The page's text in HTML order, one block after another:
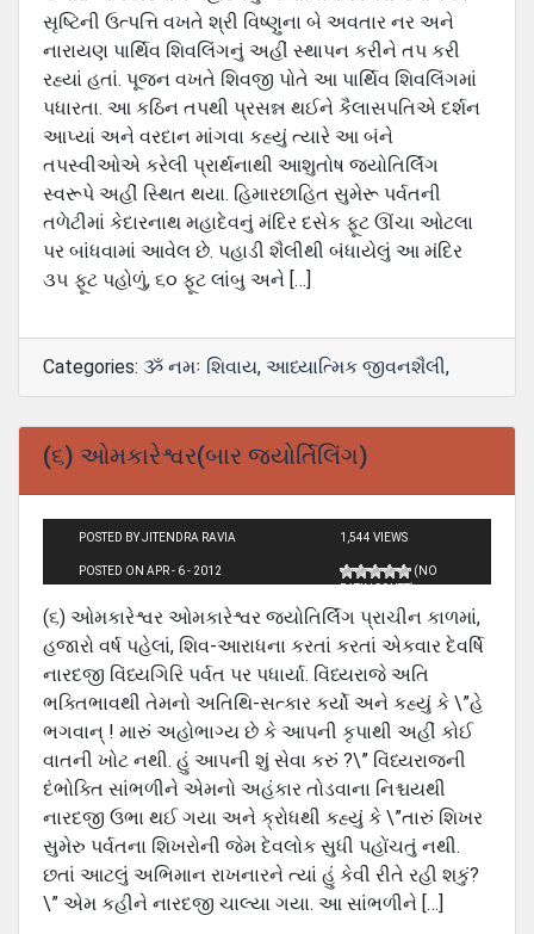
સૃષ્ટિની ઉત્પત્તિ વખતે શ્રી વિષ્ણુના બે અવતાર નર અને
નારાયણ પાર્થિવ શિવલિંગનું અહીં સ્થાપન કરીને તપ કરી
રહ્યાં હતાં. પૂજન વખતે શિવજી પોતે આ પાર્થિવ શિવલિંગમાં
પધારતા. આ કઠિન તપથી પ્રસન્ન થઈને કૈલાસપતિએ દર્શન
આપ્યાં અને વરદાન માંગવા કહ્યું ત્યારે આ બંને
તપસ્વીઓએ કરેલી પ્રાર્થનાથી આશુતોષ જયોતિર્લિંગ
સ્વરૂપે અહીં સ્થિત થયા. હિમારછાહિત સુમેરૂ પર્વતની
તળેટીમાં કેદારનાથ મહાદેવનું મંદિર દસેક ફૂટ ઊંચા ઓટલા
પર બાંધવામાં આવેલ છે. પહાડી શૈલીથી બંધાયેલું આ મંદિર
૩૫ ફૂટ પહોળું, ૬૦ ફૂટ લાંબુ અને […]
Categories: ૐ નમઃ શિવાય, આધ્યાત્મિક જીવનશૈલી,
(૬) ઓમકારેશ્વર(બાર જયોર્તિલિંગ)
POSTED BY JITENDRA RAVIA
POSTED ON APR - 6 - 2012
1,544 VIEWS
(NO
RATINGS YET)
(૬) ઓમકારેશ્વર ઓમકારેશ્વર જ્યોતિર્લિંગ પ્રાચીન કાળમાં,
હજારો વર્ષ પહેલાં, શિવ-આરાધના કરતાં કરતાં એકવાર દેવર્ષિ‍
નારદજી વિંધ્યગિરિ પર્વત પર પધાર્યા. વિંધ્યરાજે અતિ
ભક્તિભાવથી તેમનો અતિથિ-સત્કાર કર્યો અને કહ્યું કે \”હે
ભગવાન્ ! મારું અહોભાગ્ય છે કે આપની કૃપાથી અહીં કોઈ
વાતની ખોટ નથી. હું આપની શું સેવા કરું ?\” વિંધ્યરાજની
દંભોક્તિ સાંભળીને એમનો અહંકાર તોડવાના નિશ્ચયથી
નારદજી ઉભા થઈ ગયા અને ક્રોધથી કહ્યું કે \”તારું શિખર
સુમેરુ પર્વતના શિખરોની જેમ દેવલોક સુધી પહોંચતું નથી.
છતાં આટલું અભિમાન રાખનારને ત્યાં હું કેવી રીતે રહી શકું?
\” એમ કહીને નારદજી ચાલ્યા ગયા. આ સાંભળીને […]